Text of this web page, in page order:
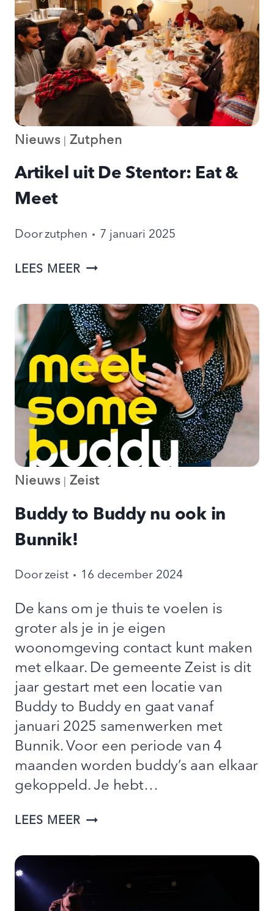
Nieuws Zutphen
Artikel uit De Stentor: Eat &
Meet
Doorzutphen 7 januari 2025
LEES MEERARTIKEL
DE
STENTOR:
EAT
&
MEET
Nieuws Zeist
Buddy to Buddy nu ook in
Bunnik!
Doorzeist 16 december 2024
De kans om je thuis te voelen is
groter als je in je eigen
woonomgeving contact kunt maken
met elkaar. De gemeente Zeist is dit
jaar gestart met een locatie van
Buddy to Buddy en gaat vanaf
januari 2025 samenwerken met
Bunnik. Voor een periode van 4
maanden worden buddy’s aan elkaar
gekoppeld. Je hebt…
LEES MEERBUDDY
BUDDY
OOK